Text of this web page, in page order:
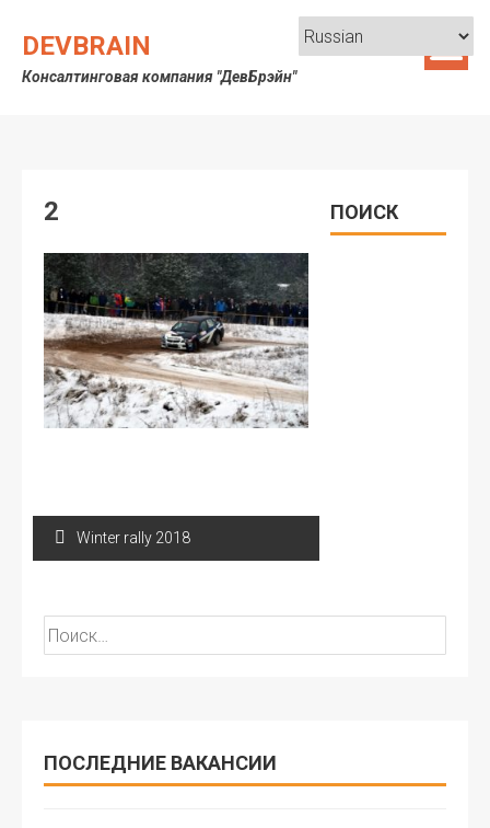
DEVBRAIN
Консалтинговая компания "ДевБрэйн"
2
Навигация
Winter rally 2018
ПОИСК
Найти:
ПОСЛЕДНИЕ ВАКАНСИИ